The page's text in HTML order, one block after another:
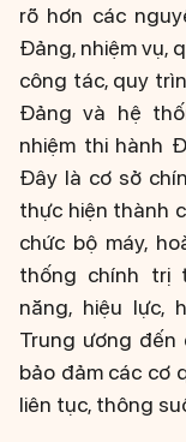
rõ hơn các
Đảng, nhiệm vụ,
công tác, quy
Đảng và hệ
nhiệm thi hành
Đây là cơ sở
thực hiện thành
chức bộ máy,
thống chính trị
năng, hiệu lực,
Trung ương đến
bảo đảm các cơ
liên tục, thông